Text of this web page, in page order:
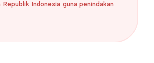
Indonesia guna penindakan